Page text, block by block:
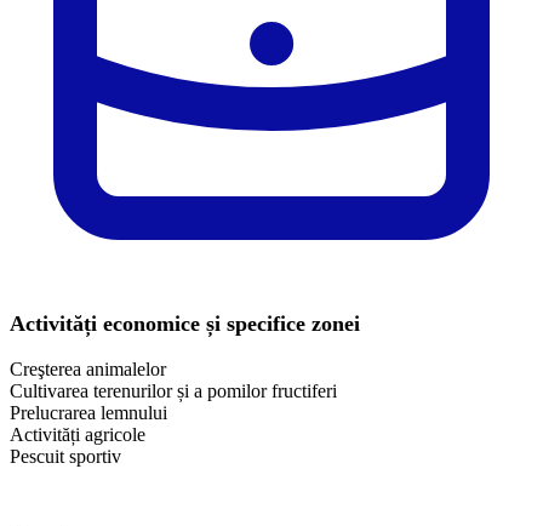
Activități economice și specifice zonei
Creşterea animalelor
Cultivarea terenurilor și a pomilor fructiferi
Prelucrarea lemnului
Activități agricole
Pescuit sportiv